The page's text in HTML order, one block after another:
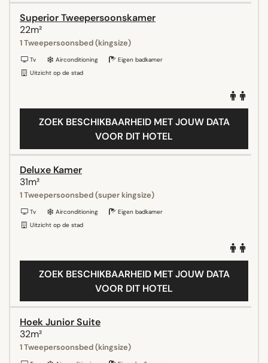
Superior Tweepersoonskamer
22m²
1 Tweepersoonsbed (kingsize)
Tv Airconditioning
Eigen badkamer
Uitzicht op de stad
ZOEK BESCHIKBAARHEID MET JOUW DATA
VOOR DIT HOTEL
Deluxe Kamer
31m²
1 Tweepersoonsbed (super kingsize)
Tv Airconditioning
Eigen badkamer
Uitzicht op de stad
ZOEK BESCHIKBAARHEID MET JOUW DATA
VOOR DIT HOTEL
Hoek Junior Suite
32m²
1 Tweepersoonsbed (kingsize)